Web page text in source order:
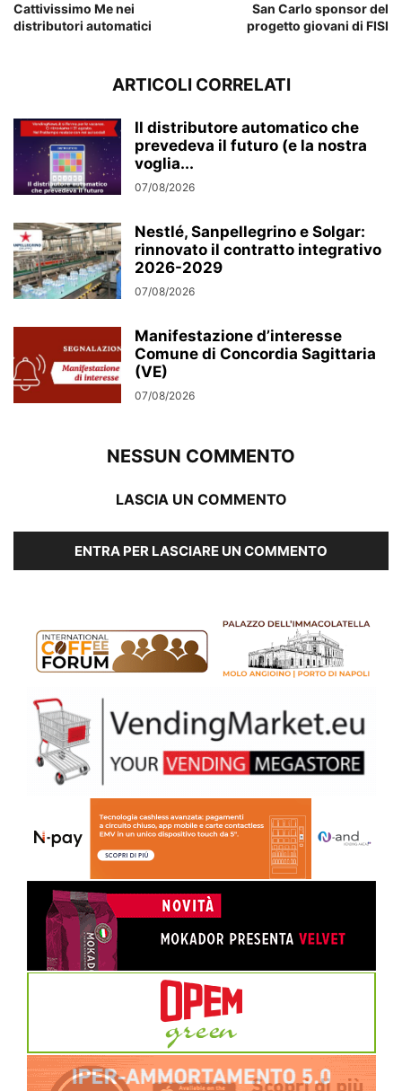
Cattivissimo Me nei
distributori automatici
San Carlo sponsor del
progetto giovani di FISI
ARTICOLI CORRELATI
Il distributore automatico che
prevedeva il futuro (e la nostra
voglia...
07/08/2026
Nestlé, Sanpellegrino e Solgar:
rinnovato il contratto integrativo
2026-2029
07/08/2026
Manifestazione d’interesse
Comune di Concordia Sagittaria
(VE)
07/08/2026
NESSUN COMMENTO
LASCIA UN COMMENTO
ENTRA PER LASCIARE UN COMMENTO